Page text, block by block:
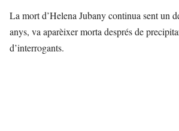
La mort d’Helena Jubany continua sent un
anys, va aparèixer morta després de
d’interrogants.